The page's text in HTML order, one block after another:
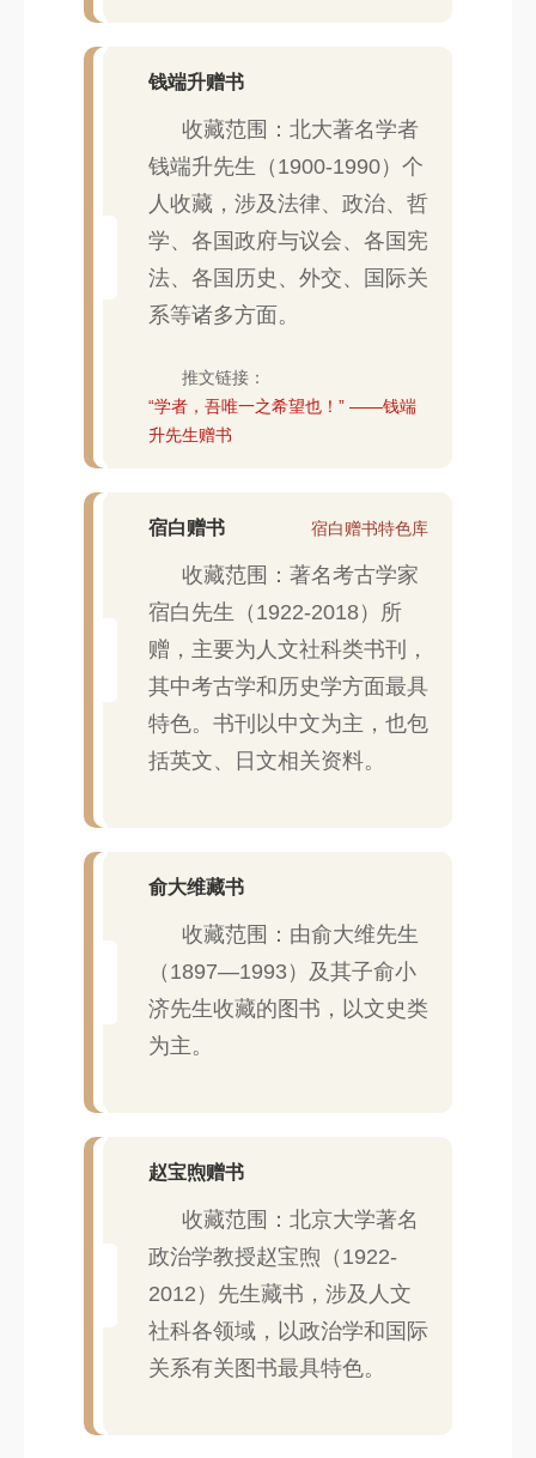
钱端升赠书
收藏范围：北大著名学者
钱端升先生（1900-1990）个
人收藏，涉及法律、政治、哲
学、各国政府与议会、各国宪
法、各国历史、外交、国际关
系等诸多方面。
推文链接：
“学者，吾唯一之希望也！” ——钱端
升先生赠书
宿白赠书特色库
宿白赠书
收藏范围：著名考古学家
宿白先生（1922-2018）所
赠，主要为人文社科类书刊，
其中考古学和历史学方面最具
特色。书刊以中文为主，也包
括英文、日文相关资料。
俞大维藏书
收藏范围：由俞大维先生
（1897—1993）及其子俞小
济先生收藏的图书，以文史类
为主。
赵宝煦赠书
收藏范围：北京大学著名
政治学教授赵宝煦（1922-
2012）先生藏书，涉及人文
社科各领域，以政治学和国际
关系有关图书最具特色。